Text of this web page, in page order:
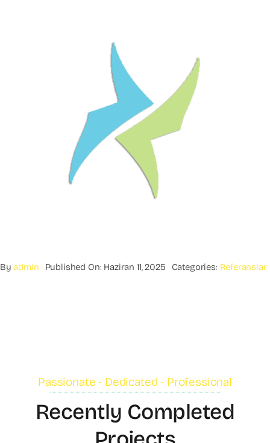
Byadmin Published On: Haziran 11, 2025 Categories: Referanslar
Passionate - Dedicated - Professional
Recently Completed